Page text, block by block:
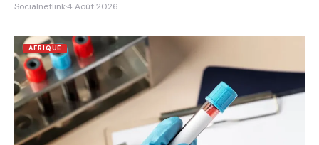
Socialnetlink·4 Août 2026
AFRIQUE